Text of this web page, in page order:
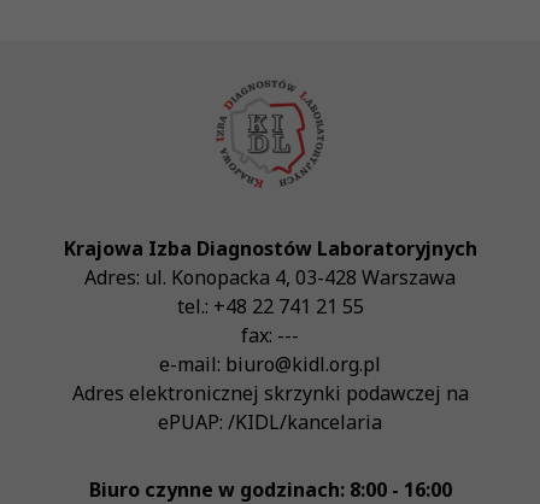
Krajowa Izba Diagnostów Laboratoryjnych
Adres: ul. Konopacka 4, 03-428 Warszawa
tel.: +48 22 741 21 55
fax: ---
e-mail: biuro@kidl.org.pl
Adres elektronicznej skrzynki podawczej na
ePUAP: /KIDL/kancelaria
Biuro czynne w godzinach: 8:00 - 16:00